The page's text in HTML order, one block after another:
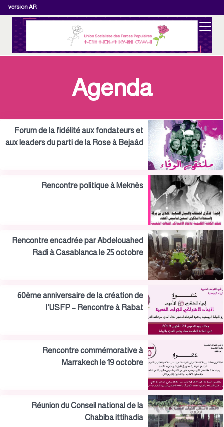
version AR
Agenda
Forum de la fidélité aux fondateurs et
aux leaders du parti de la Rose à Bejaâd
Rencontre politique à Meknès
Rencontre encadrée par Abdelouahed
Radi à Casablanca le 25 octobre
60ème anniversaire de la création de
l’USFP – Rencontre à Rabat
Rencontre commémorative à
Marrakech le 19 octobre
Réunion du Conseil national de la
Chabiba ittihadia